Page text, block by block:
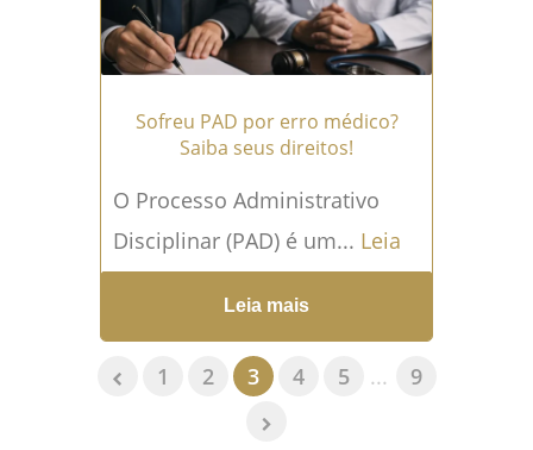
Sofreu PAD por erro médico?
Saiba seus direitos!
O Processo Administrativo
Disciplinar (PAD) é um... Leia
mais →
Leia mais
1 2 3 4 5 ... 9